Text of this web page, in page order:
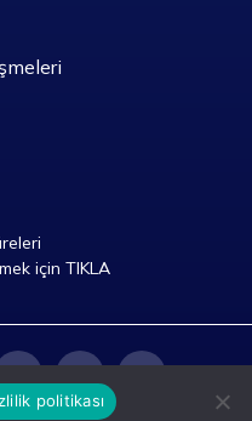
için TIKLA
politikası